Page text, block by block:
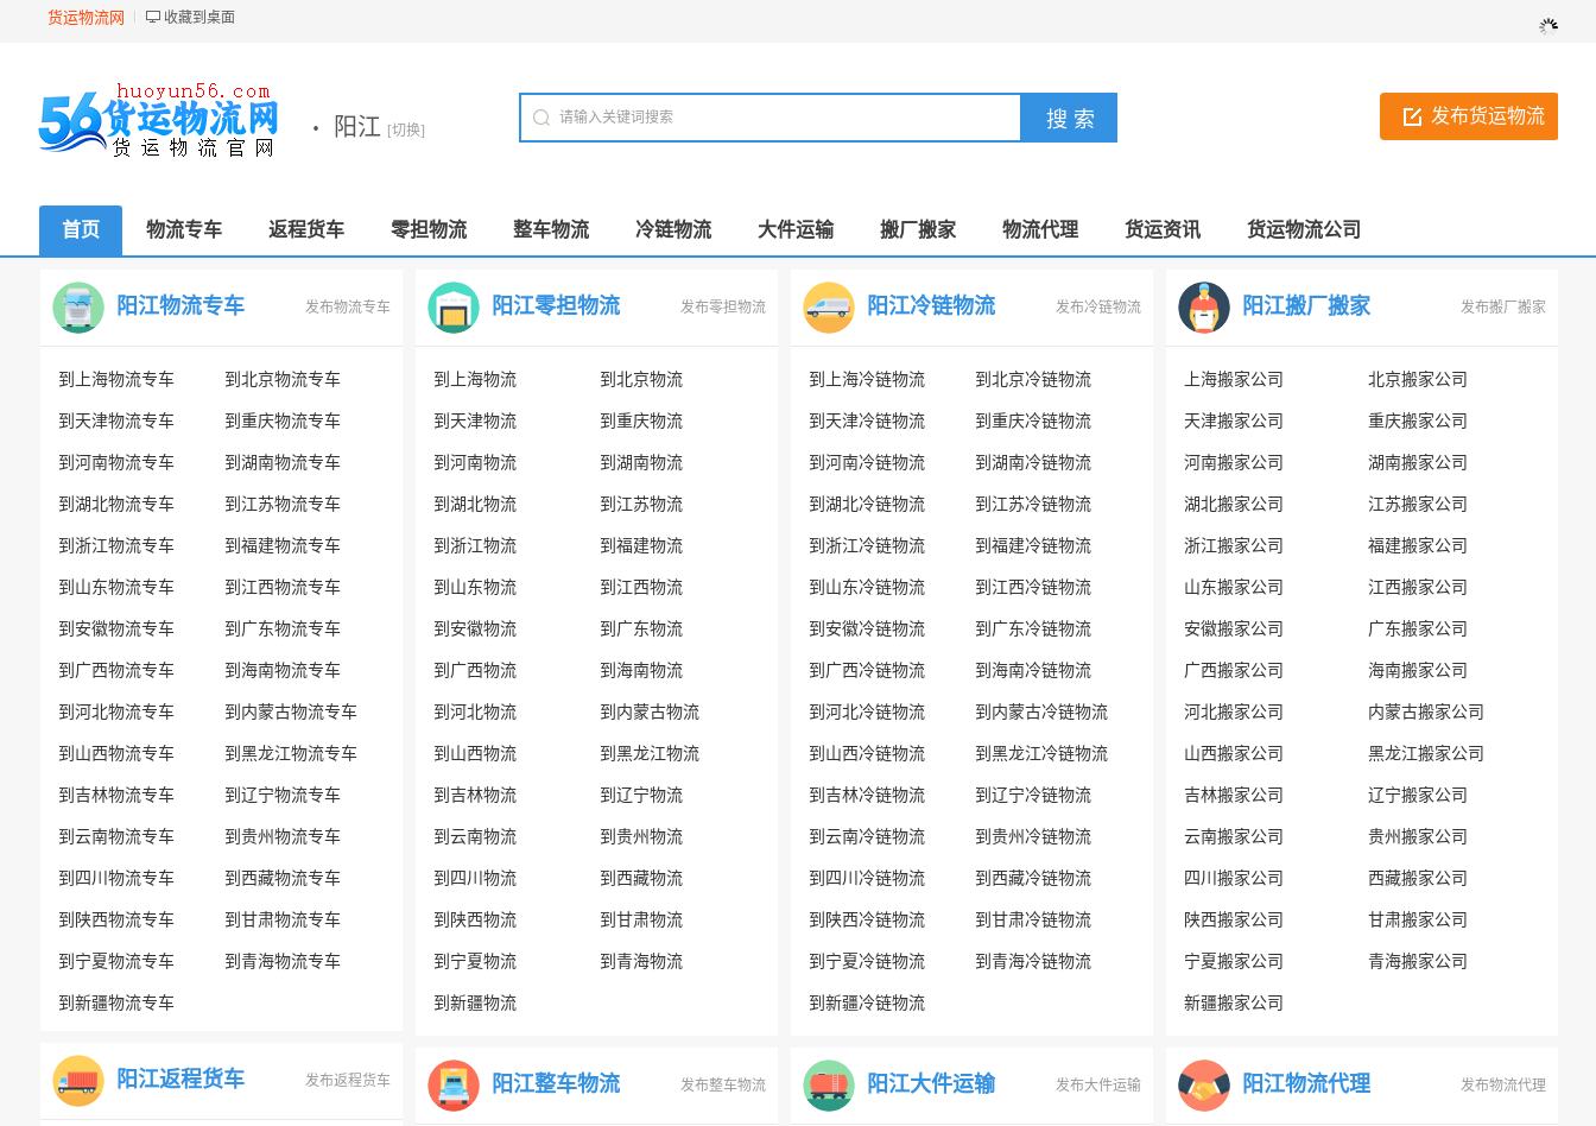
货运物流网 收藏到桌面
发布货运物流
· 阳江 [切换]
首页 物流专车 返程货车 零担物流 整车物流 冷链物流 大件运输 搬厂搬家 物流代理 货运资讯 货运物流公司
阳江物流专车 发布物流专车
到上海物流专车 到北京物流专车
到天津物流专车 到重庆物流专车
到河南物流专车 到湖南物流专车
到湖北物流专车 到江苏物流专车
到浙江物流专车 到福建物流专车
到山东物流专车 到江西物流专车
到安徽物流专车 到广东物流专车
到广西物流专车 到海南物流专车
到河北物流专车 到内蒙古物流专车
到山西物流专车 到黑龙江物流专车
到吉林物流专车 到辽宁物流专车
到云南物流专车 到贵州物流专车
到四川物流专车 到西藏物流专车
到陕西物流专车 到甘肃物流专车
到宁夏物流专车 到青海物流专车
到新疆物流专车
阳江返程货车 发布返程货车
阳江零担物流 发布零担物流
到上海物流 到北京物流
到天津物流 到重庆物流
到河南物流 到湖南物流
到湖北物流 到江苏物流
到浙江物流 到福建物流
到山东物流 到江西物流
到安徽物流 到广东物流
到广西物流 到海南物流
到河北物流 到内蒙古物流
到山西物流 到黑龙江物流
到吉林物流 到辽宁物流
到云南物流 到贵州物流
到四川物流 到西藏物流
到陕西物流 到甘肃物流
到宁夏物流 到青海物流
到新疆物流
阳江整车物流 发布整车物流
阳江冷链物流 发布冷链物流
到上海冷链物流 到北京冷链物流
到天津冷链物流 到重庆冷链物流
到河南冷链物流 到湖南冷链物流
到湖北冷链物流 到江苏冷链物流
到浙江冷链物流 到福建冷链物流
到山东冷链物流 到江西冷链物流
到安徽冷链物流 到广东冷链物流
到广西冷链物流 到海南冷链物流
到河北冷链物流 到内蒙古冷链物流
到山西冷链物流 到黑龙江冷链物流
到吉林冷链物流 到辽宁冷链物流
到云南冷链物流 到贵州冷链物流
到四川冷链物流 到西藏冷链物流
到陕西冷链物流 到甘肃冷链物流
到宁夏冷链物流 到青海冷链物流
到新疆冷链物流
阳江大件运输 发布大件运输
阳江搬厂搬家 发布搬厂搬家
上海搬家公司 北京搬家公司
天津搬家公司 重庆搬家公司
河南搬家公司 湖南搬家公司
湖北搬家公司 江苏搬家公司
浙江搬家公司 福建搬家公司
山东搬家公司 江西搬家公司
安徽搬家公司 广东搬家公司
广西搬家公司 海南搬家公司
河北搬家公司 内蒙古搬家公司
山西搬家公司 黑龙江搬家公司
吉林搬家公司 辽宁搬家公司
云南搬家公司 贵州搬家公司
四川搬家公司 西藏搬家公司
陕西搬家公司 甘肃搬家公司
宁夏搬家公司 青海搬家公司
新疆搬家公司
阳江物流代理 发布物流代理